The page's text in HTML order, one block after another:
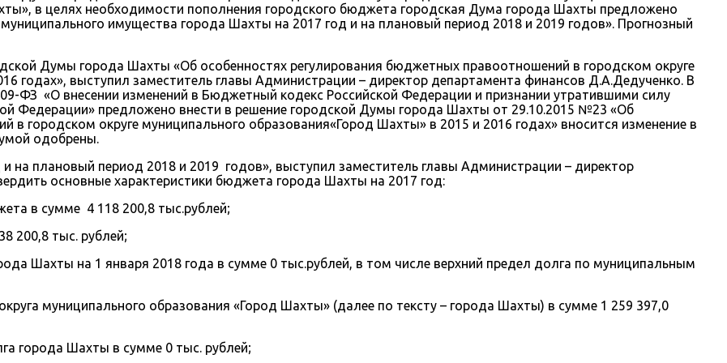
в целях необходимости пополнения городского бюджета городская Дума города Шахты предложено
имущества города Шахты на 2017 год и на плановый период 2018 и 2019 годов». Прогнозный
Думы города Шахты «Об особенностях регулирования бюджетных правоотношений в городском округе
годах», выступил заместитель главы Администрации – директор департамента финансов Д.А.Дедученко. В
ФЗ «О внесении изменений в Бюджетный кодекс Российской Федерации и признании утратившими силу
Федерации» предложено внести в решение городской Думы города Шахты от 29.10.2015 №23 «Об
в городском округе муниципального образования«Город Шахты» в 2015 и 2016 годах» вносится изменение в
одобрены.
плановый период 2018 и 2019 годов», выступил заместитель главы Администрации – директор
основные характеристики бюджета города Шахты на 2017 год:
в сумме 4 118 200,8 тыс.рублей;
200,8 тыс. рублей;
Шахты на 1 января 2018 года в сумме 0 тыс.рублей, в том числе верхний предел долга по муниципальным
муниципального образования «Город Шахты» (далее по тексту – города Шахты) в сумме 1 259 397,0
города Шахты в сумме 0 тыс. рублей;